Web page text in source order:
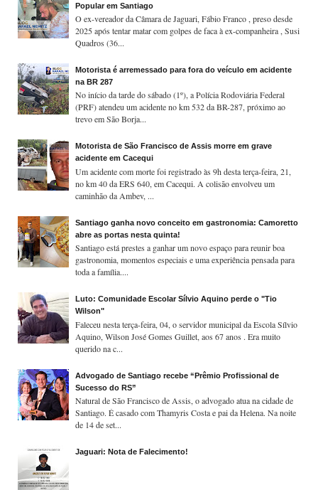
Popular em Santiago
O ex-vereador da Câmara de Jaguari, Fábio Franco , preso desde
2025 após tentar matar com golpes de faca à ex-companheira , Susi
Quadros (36...
Motorista é arremessado para fora do veículo em acidente
na BR 287
No início da tarde do sábado (1º), a Polícia Rodoviária Federal
(PRF) atendeu um acidente no km 532 da BR-287, próximo ao
trevo em São Borja...
Motorista de São Francisco de Assis morre em grave
acidente em Cacequi
Um acidente com morte foi registrado às 9h desta terça-feira, 21,
no km 40 da ERS 640, em Cacequi. A colisão envolveu um
caminhão da Ambev, ...
Santiago ganha novo conceito em gastronomia: Camoretto
abre as portas nesta quinta!
Santiago está prestes a ganhar um novo espaço para reunir boa
gastronomia, momentos especiais e uma experiência pensada para
toda a família....
Luto: Comunidade Escolar Sílvio Aquino perde o "Tio
Wilson"
Faleceu nesta terça-feira, 04, o servidor municipal da Escola Sílvio
Aquino, Wilson José Gomes Guillet, aos 67 anos . Era muito
querido na c...
Advogado de Santiago recebe “Prêmio Profissional de
Sucesso do RS”
Natural de São Francisco de Assis, o advogado atua na cidade de
Santiago. É casado com Thamyris Costa e pai da Helena. Na noite
de 14 de set...
Jaguari: Nota de Falecimento!